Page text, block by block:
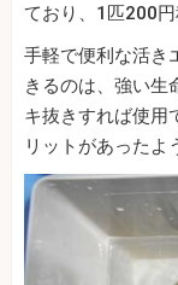
ており、1匹200円
手軽で便利な活き
きるのは、強い生
キ抜きすれば使用
リットがあったよ